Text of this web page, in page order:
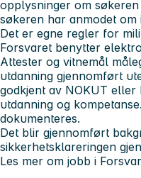
opplysninger om
søkeren har anmodet
Det er egne regler for
Forsvaret benytter
Attester og vitnemål må
utdanning gjennomført
godkjent av NOKUT
utdanning og
dokumenteres.
Det blir gjennomført
sikkerhetsklareringen
Les mer om jobb i